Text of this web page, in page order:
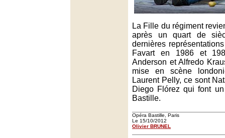
La Fille du régiment
après un quart de
dernières
Favart en 1986 et
Anderson et Alfredo
mise en scène
Laurent Pelly, ce sont
Diego Flórez qui font
Bastille.
Opéra Bastille, Paris
Le 15/10/2012
Olivier BRUNEL